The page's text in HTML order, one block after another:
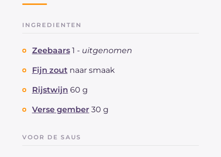
INGREDIENTEN
Zeebaars 1 - uitgenomen
Fijn zout naar smaak
Rijstwijn 60 g
Verse gember 30 g
VOOR DE SAUS